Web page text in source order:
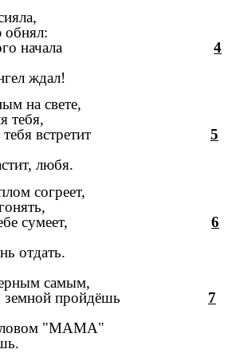
С самого начала 4
ждал!
на свете,
тебя,
тебя встретит 5
любя.
согреет,
тебе сумеет, 6
отдать.
самым,
земной пройдёшь 7
"МАМА"